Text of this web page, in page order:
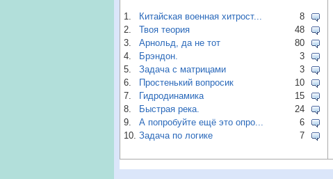
1. Китайская военная хитрост...
8
2.
Твоя теория
48
3.
Арнольд, да не тот
80
4.
Брэндон.
3
5.
Задача с матрицами
3
6.
Простенький вопросик
10
7.
Гидродинамика
15
8.
Быстрая река.
24
9.
А попробуйте ещё это опро...
6
10. Задача по логике 7